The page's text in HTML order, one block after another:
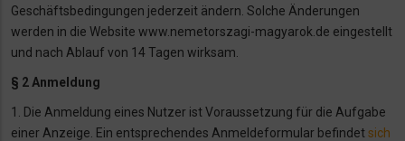
Geschäftsbedingungen jederzeit ändern. Solche Änderungen
werden in die Website www.nemetorszagi-magyarok.de eingestellt
und nach Ablauf von 14 Tagen wirksam.
§ 2 Anmeldung
1. Die Anmeldung eines Nutzer ist Voraussetzung für die Aufgabe
einer Anzeige. Ein entsprechendes Anmeldeformular befindetsich